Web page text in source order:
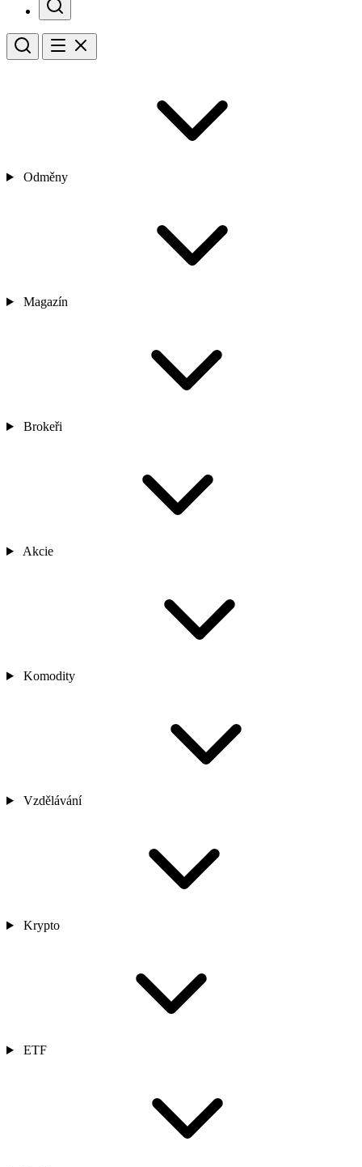
Odměny
Magazín
Brokeři
Akcie
Komodity
Vzdělávání
Krypto
ETF